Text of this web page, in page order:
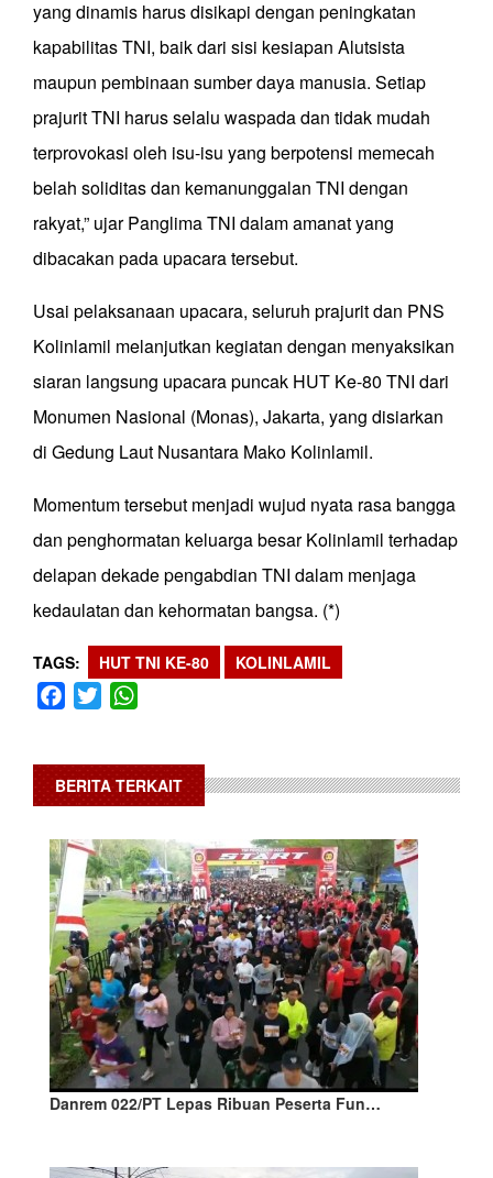
yang dinamis harus disikapi dengan peningkatan
kapabilitas TNI, baik dari sisi kesiapan Alutsista
maupun pembinaan sumber daya manusia. Setiap
prajurit TNI harus selalu waspada dan tidak mudah
terprovokasi oleh isu-isu yang berpotensi memecah
belah soliditas dan kemanunggalan TNI dengan
rakyat,” ujar Panglima TNI dalam amanat yang
dibacakan pada upacara tersebut.
Usai pelaksanaan upacara, seluruh prajurit dan PNS
Kolinlamil melanjutkan kegiatan dengan menyaksikan
siaran langsung upacara puncak HUT Ke-80 TNI dari
Monumen Nasional (Monas), Jakarta, yang disiarkan
di Gedung Laut Nusantara Mako Kolinlamil.
Momentum tersebut menjadi wujud nyata rasa bangga
dan penghormatan keluarga besar Kolinlamil terhadap
delapan dekade pengabdian TNI dalam menjaga
kedaulatan dan kehormatan bangsa. (*)
TAGS HUT TNI KE-80 KOLINLAMIL
Facebook
Twitter
BERITA TERKAIT
Danrem 022/PT Lepas Ribuan Peserta Fun…